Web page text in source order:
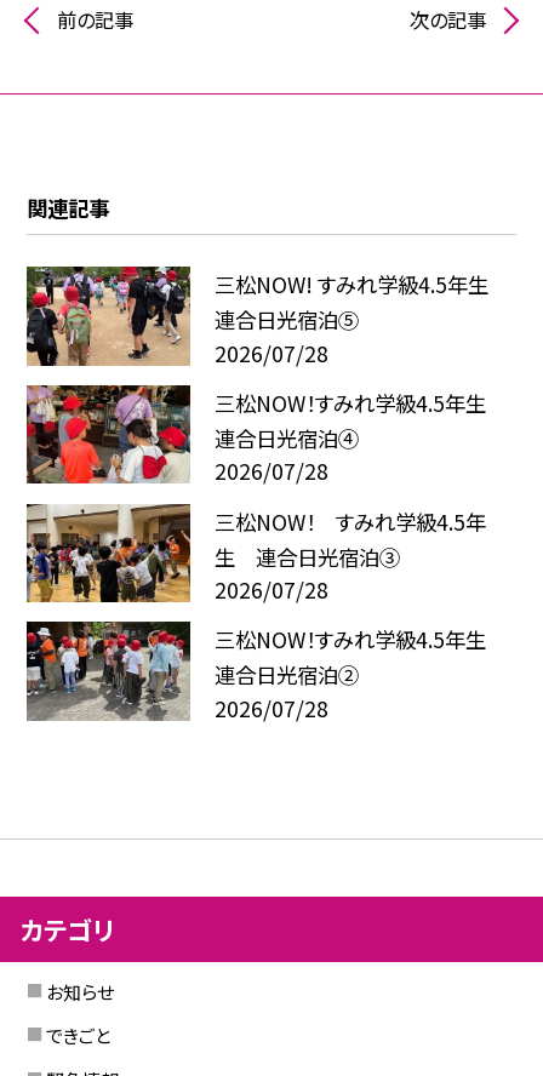
前の記事 次の記事
関連記事
三松NOW! すみれ学級4.5年生
連合日光宿泊⑤
2026/07/28
三松NOW！すみれ学級4.5年生
連合日光宿泊④
2026/07/28
三松NOW！ すみれ学級4.5年
生 連合日光宿泊③
2026/07/28
三松NOW！すみれ学級4.5年生
連合日光宿泊②
2026/07/28
カテゴリ
お知らせ
できごと